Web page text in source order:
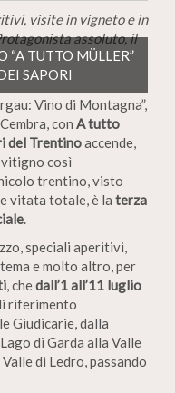
visite in vigneto e in
assoluto, il
“A TUTTO MÜLLER”
SAPORI
Vino di Montagna”,
con A tutto
del Trentinoaccende,
così
trentino, visto
vitata totale, è la terza
.
speciali aperitivi,
e molto altro, per
, chedall’1 all’11 luglio
riferimento
Giudicarie, dalla
di Garda alla Valle
di Ledro, passando